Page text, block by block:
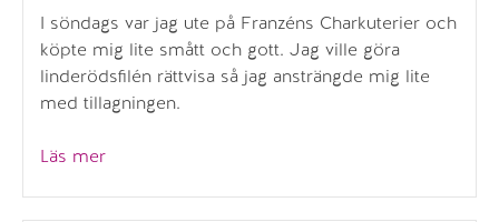
I söndags var jag ute på Franzéns Charkuterier och
köpte mig lite smått och gott. Jag ville göra
linderödsfilén rättvisa så jag ansträngde mig lite
med tillagningen.
Läs mer”Linderödsfilé